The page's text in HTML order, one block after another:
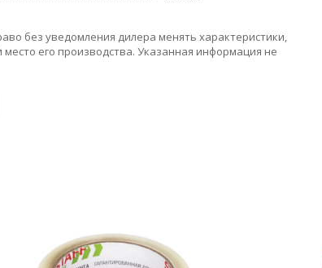
без уведомления дилера менять характеристики,
его производства. Указанная информация не